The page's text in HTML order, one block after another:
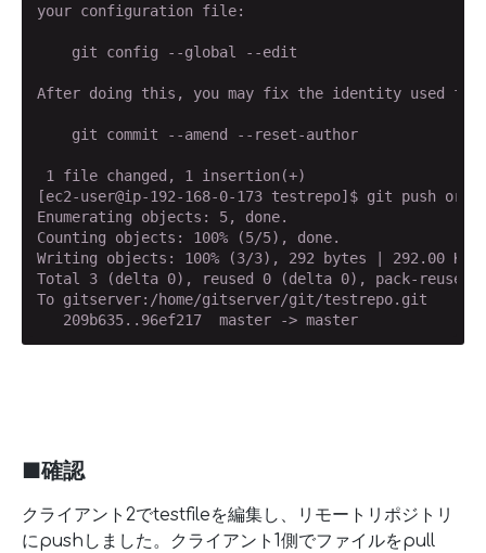
your configuration file:
    git config --global --edit
After doing this, you may fix the identity used for
    git commit --amend --reset-author
1 file changed, 1 insertion(+)
[ec2-user@ip-192-168-0-173 testrepo]$ git push
Enumerating objects: 5, done.
Counting objects: 100% (5/5), done.
Writing objects: 100% (3/3), 292 bytes | 292.00
Total 3 (delta 0), reused 0 (delta 0), pack-reused
To gitserver:/home/gitserver/git/testrepo.git
   209b635..96ef217  master -> master
■確認
クライアント2でtestfileを編集し、リモートリポジトリ
にpushしました。クライアント1側でファイルをpull